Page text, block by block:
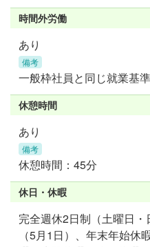
時間外労働
あり
備考
一般枠社員と同じ就業基準
休憩時間
あり
備考
休憩時間：45分
休日・休暇
完全週休2日制（土曜日
（5月1日）、年末年始